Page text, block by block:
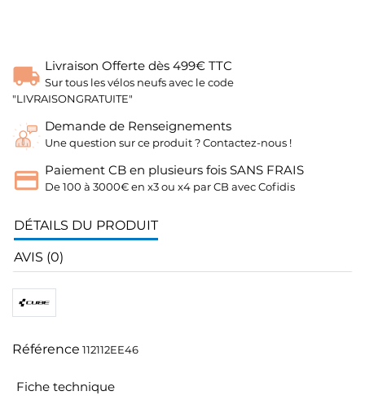
Livraison Offerte dès 499€ TTC
Sur tous les vélos neufs avec le code
"LIVRAISONGRATUITE"
Demande de Renseignements
Une question sur ce produit ? Contactez-nous !
Paiement CB en plusieurs fois SANS FRAIS
De 100 à 3000€ en x3 ou x4 par CB avec Cofidis
DÉTAILS DU PRODUIT
AVIS (0)
Référence 112112EE46
Fiche technique